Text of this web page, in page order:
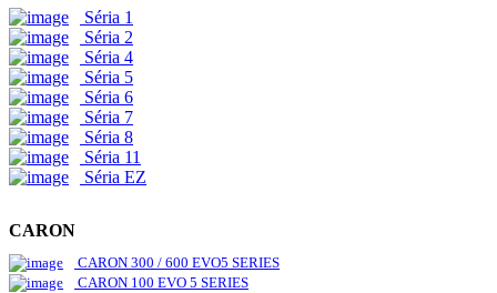
Séria 1
Séria 2
Séria 4
Séria 5
Séria 6
Séria 7
Séria 8
Séria 11
Séria EZ
CARON
CARON 300 / 600 EVO5 SERIES
CARON 100 EVO 5 SERIES